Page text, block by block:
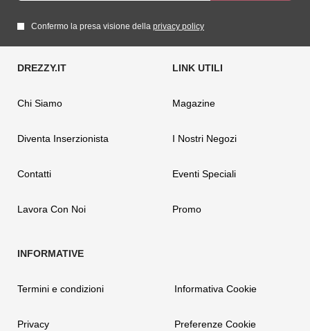
Confermo la presa visione della privacy policy
Chi Siamo
Diventa Inserzionista
Contatti
Lavora Con Noi
Magazine
I Nostri Negozi
Eventi Speciali
Promo
Termini e condizioni
Privacy
Informativa Cookie
Preferenze Cookie